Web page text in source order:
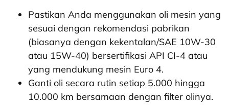
Pastikan Anda menggunakan oli mesin yang
sesuai dengan rekomendasi pabrikan
(biasanya dengan kekentalan/SAE 10W-30
atau 15W-40) bersertifikasi API CI-4 atau
yang mendukung mesin Euro 4.
Ganti oli secara rutin setiap 5.000 hingga
10.000 km bersamaan dengan filter olinya.